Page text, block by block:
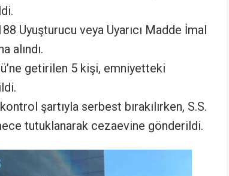
Uyuşturucu veya Uyarıcı Madde İmal
alındı.
getirilen 5 kişi, emniyetteki
şartıyla serbest bırakılırken, S.S.
tutuklanarak cezaevine gönderildi.